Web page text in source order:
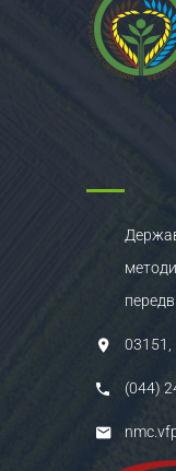
03151,
(044)